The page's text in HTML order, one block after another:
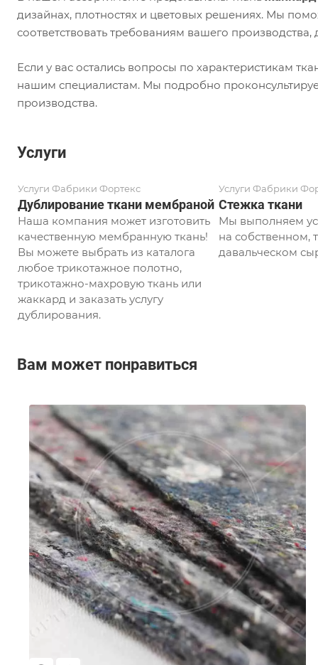
дизайнах, плотностях и цветовых решениях. Мы
соответствовать требованиям вашего
Если у вас остались вопросы по характеристикам
нашим специалистам. Мы подробно
производства.
Услуги
Услуги Фабрики Фортекс
Дублирование ткани мембраной
Наша компания может изготовить
качественную мембранную ткань!
Вы можете выбрать из каталога
любое трикотажное полотно,
трикотажно-махровую ткань или
жаккард и заказать услугу
дублирования.
Услуги Фабрики
Стежка ткани
Мы выполняем
на собственном,
давальческом
Вам может понравиться